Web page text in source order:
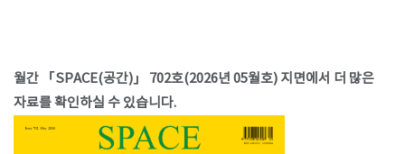
월간 「SPACE(공간)」 702호(2026년 05월호) 지면에서 더 많은
자료를 확인하실 수 있습니다.